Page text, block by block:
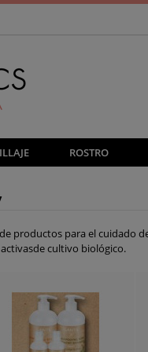
ROSTRO
productos para el cuidado
cultivo biológico.